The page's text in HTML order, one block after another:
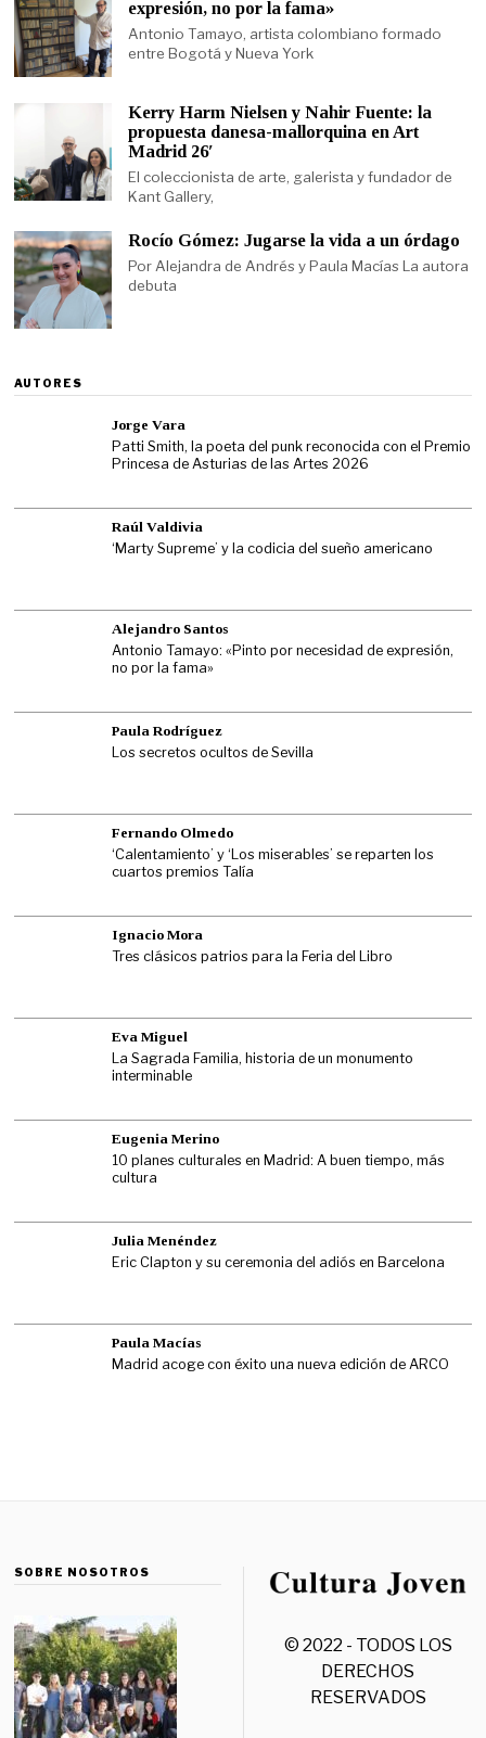
expresión, no por la fama»
Antonio Tamayo, artista colombiano formado
entre Bogotá y Nueva York
Kerry Harm Nielsen y Nahir Fuente: la
propuesta danesa-mallorquina en Art
Madrid 26′
El coleccionista de arte, galerista y fundador de
Kant Gallery,
Rocío Gómez: Jugarse la vida a un órdago
Por Alejandra de Andrés y Paula Macías La autora
debuta
AUTORES
Jorge Vara
Patti Smith, la poeta del punk reconocida con el Premio
Princesa de Asturias de las Artes 2026
Raúl Valdivia
‘Marty Supreme’ y la codicia del sueño americano
Alejandro Santos
Antonio Tamayo: «Pinto por necesidad de expresión,
no por la fama»
Paula Rodríguez
Los secretos ocultos de Sevilla
Fernando Olmedo
‘Calentamiento’ y ‘Los miserables’ se reparten los
cuartos premios Talía
Ignacio Mora
Tres clásicos patrios para la Feria del Libro
Eva Miguel
La Sagrada Familia, historia de un monumento
interminable
Eugenia Merino
10 planes culturales en Madrid: A buen tiempo, más
cultura
Julia Menéndez
Eric Clapton y su ceremonia del adiós en Barcelona
Paula Macías
Madrid acoge con éxito una nueva edición de ARCO
SOBRE NOSOTROS
© 2022 - TODOS LOS
DERECHOS
RESERVADOS